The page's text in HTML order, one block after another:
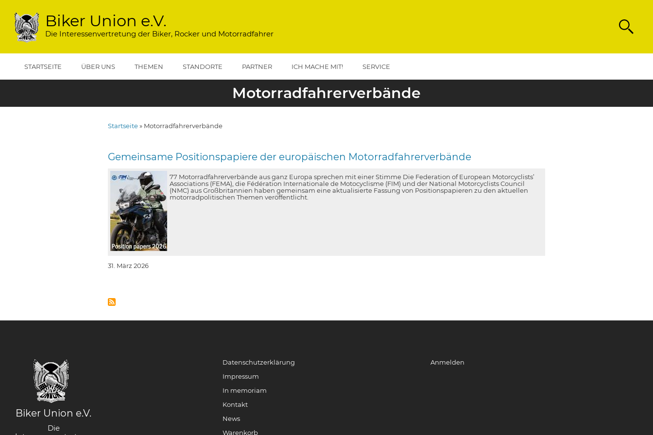
Inhalt
Biker Union e.V.
Die Interessenvertretung der Biker, Rocker und Motorradfahrer
STARTSEITE ÜBER UNS THEMEN STANDORTE PARTNER ICH MACHE MIT! SERVICE
Motorradfahrerverbände
Startseite Motorradfahrerverbände
Gemeinsame Positionspapiere der europäischen Motorradfahrerverbände
77 Motorradfahrerverbände aus ganz Europa sprechen mit einer Stimme Die Federation of European Motorcyclists’
Associations (FEMA), die Fédération Internationale de Motocyclisme (FIM) und der National Motorcyclists Council
(NMC) aus Großbritannien haben gemeinsam eine aktualisierte Fassung von Positionspapieren zu den aktuellen
motorradpolitischen Themen veröffentlicht.
31. März 2026
Biker Union e.V.
Die
Datenschutzerklärung
Impressum
In memoriam
Kontakt
News
Warenkorb
Anmelden